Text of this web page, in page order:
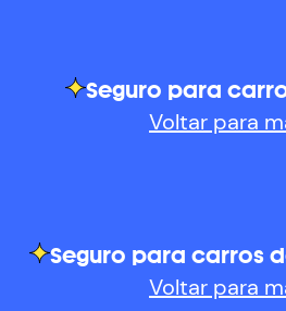
Seguro para
Voltar para
Seguro para carros
Voltar para